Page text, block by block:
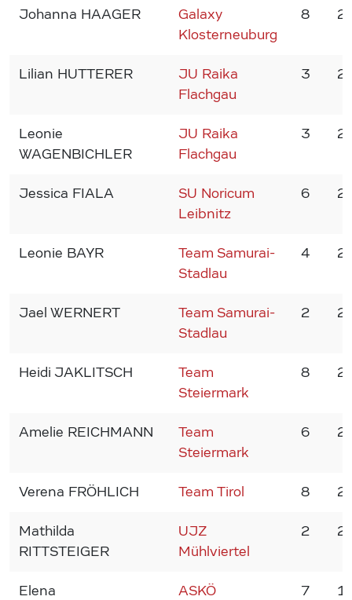
Johanna HAAGER
Galaxy
Klosterneuburg
8 2
Lilian HUTTERER
JU Raika
Flachgau
3 2
Leonie
WAGENBICHLER
JU Raika
Flachgau
3 2
Jessica FIALA
SU Noricum
Leibnitz
6 2
Leonie BAYR
Team Samurai-
Stadlau
4 2
Jael WERNERT
Team Samurai-
Stadlau
2 2
Heidi JAKLITSCH
Team
Steiermark
8 2
Amelie REICHMANN
Team
Steiermark
6 2
Verena FRÖHLICH Team Tirol 8 2
Mathilda
RITTSTEIGER
UJZ
Mühlviertel
2 2
Elena
ASKÖ
7 1